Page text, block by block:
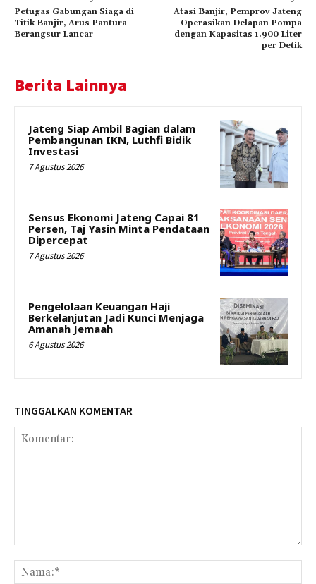
Petugas Gabungan Siaga di
Titik Banjir, Arus Pantura
Berangsur Lancar
Atasi Banjir, Pemprov Jateng
Operasikan Delapan Pompa
dengan Kapasitas 1.900 Liter
per Detik
Berita Lainnya
Jateng Siap Ambil Bagian dalam
Pembangunan IKN, Luthfi Bidik
Investasi
7 Agustus 2026
Sensus Ekonomi Jateng Capai 81
Persen, Taj Yasin Minta Pendataan
Dipercepat
7 Agustus 2026
Pengelolaan Keuangan Haji
Berkelanjutan Jadi Kunci Menjaga
Amanah Jemaah
6 Agustus 2026
TINGGALKAN KOMENTAR